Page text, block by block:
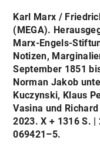
Karl Marx /
(MEGA).
Marx-Engels-
Notizen,
September 1851
Norman Jakob
Kuczynski, Klaus
Vasina und
2023. X + 1316 S.
069421–5.